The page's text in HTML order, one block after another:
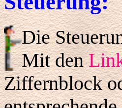
Die
Mit den
Ziffernblock